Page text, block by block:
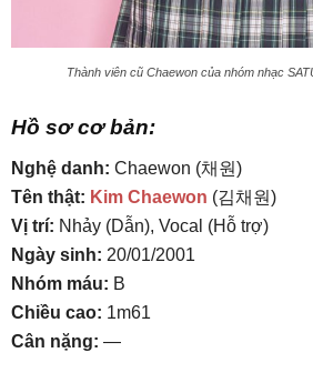
Thành viên cũ Chaewon của nhóm nhạc
Hồ sơ cơ bản:
Nghệ danh: Chaewon (채원)
Tên thật: Kim Chaewon (김채원)
Vị trí: Nhảy (Dẫn), Vocal (Hỗ trợ)
Ngày sinh: 20/01/2001
Nhóm máu: B
Chiều cao: 1m61
Cân nặng: —